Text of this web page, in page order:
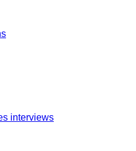
interviews